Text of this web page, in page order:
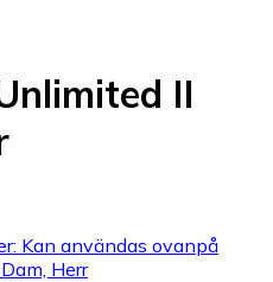
II
Kan användas ovanpå
Herr